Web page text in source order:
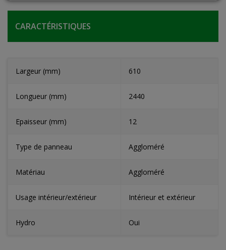
CARACTÉRISTIQUES
Largeur (mm) 610
Longueur (mm) 2440
Epaisseur (mm) 12
Type de panneau Aggloméré
Matériau Aggloméré
Usage intérieur/extérieur Intérieur et extérieur
Hydro Oui